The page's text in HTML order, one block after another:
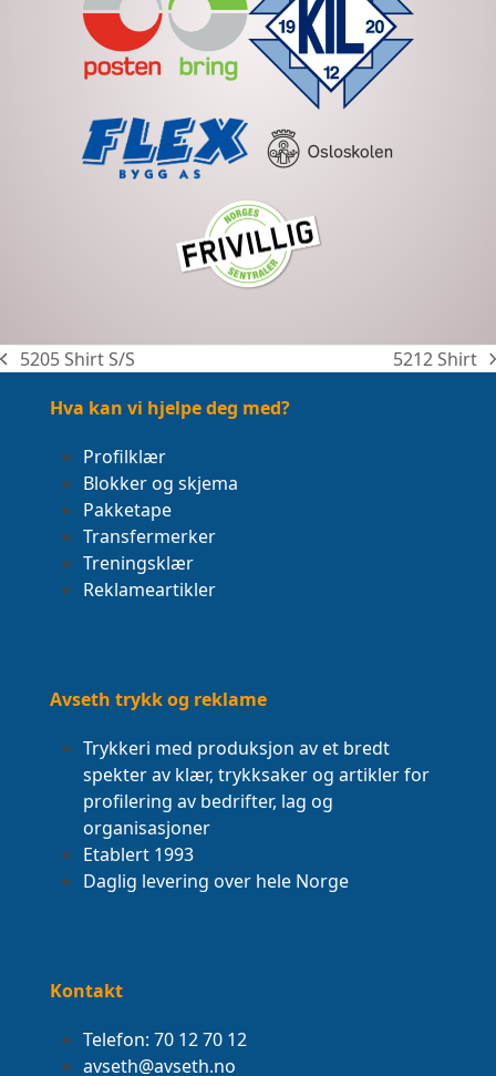
previous
5205 Shirt S/S
next
5212 Shirt
Hva kan vi hjelpe deg med?
Profilklær
Blokker og skjema
Pakketape
Transfermerker
Treningsklær
Reklameartikler
Avseth trykk og reklame
Trykkeri med produksjon av et bredt
spekter av klær, trykksaker og artikler for
profilering av bedrifter, lag og
organisasjoner
Etablert 1993
Daglig levering over hele Norge
Kontakt
Telefon: 70 12 70 12
avseth@avseth.no